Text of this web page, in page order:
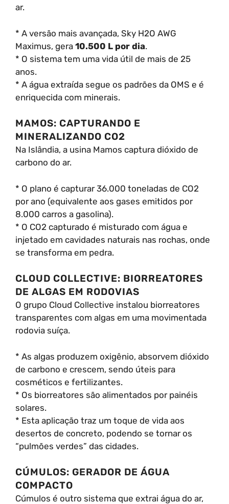
ar.
* A versão mais avançada, Sky H2O AWG
Maximus, gera 10.500 L por dia.
* O sistema tem uma vida útil de mais de 25
anos.
* A água extraída segue os padrões da OMS e é
enriquecida com minerais.
MAMOS: CAPTURANDO E
MINERALIZANDO CO2
Na Islândia, a usina Mamos captura dióxido de
carbono do ar.
* O plano é capturar 36.000 toneladas de CO2
por ano (equivalente aos gases emitidos por
8.000 carros a gasolina).
* O CO2 capturado é misturado com água e
injetado em cavidades naturais nas rochas, onde
se transforma em pedra.
CLOUD COLLECTIVE: BIORREATORES
DE ALGAS EM RODOVIAS
O grupo Cloud Collective instalou biorreatores
transparentes com algas em uma movimentada
rodovia suíça.
* As algas produzem oxigênio, absorvem dióxido
de carbono e crescem, sendo úteis para
cosméticos e fertilizantes.
* Os biorreatores são alimentados por painéis
solares.
* Esta aplicação traz um toque de vida aos
desertos de concreto, podendo se tornar os
“pulmões verdes” das cidades.
CÚMULOS: GERADOR DE ÁGUA
COMPACTO
Cúmulos é outro sistema que extrai água do ar,